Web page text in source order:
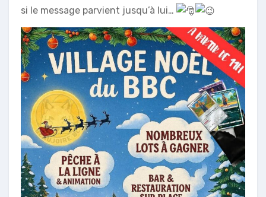
si le message parvient jusqu’à lui…